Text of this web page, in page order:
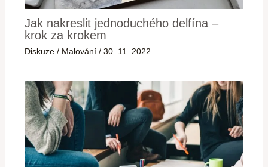
Jak nakreslit jednoduchého delfína –
krok za krokem
Diskuze / Malování /30. 11. 2022